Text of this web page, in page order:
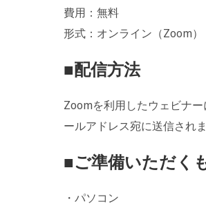
費用：無料
形式：オンライン（Zoom）
■配信方法
Zoomを利用したウェビナ
ールアドレス宛に送信されま
■ご準備いただく
・パソコン